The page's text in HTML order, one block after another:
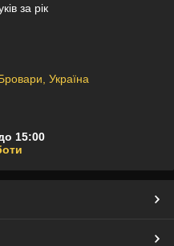
за рік
Україна
15:00